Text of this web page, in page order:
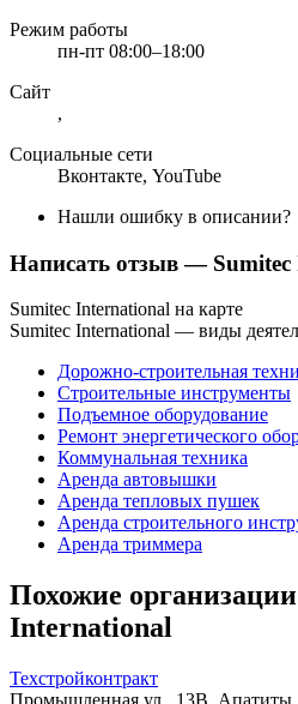
Режим работы
пн-пт 08:00–18:00
Сайт
,
Социальные сети
Вконтакте, YouTube
Нашли ошибку в описании?
Написать отзыв— Sumitec
Sumitec International на карте
Sumitec International — виды
Дорожно-строительная
Строительные инструменты
Подъемное оборудование
Ремонт энергетического
Коммунальная техника
Аренда автовышки
Аренда тепловых пушек
Аренда строительного
Аренда триммера
Похожие
International
Техстройконтракт